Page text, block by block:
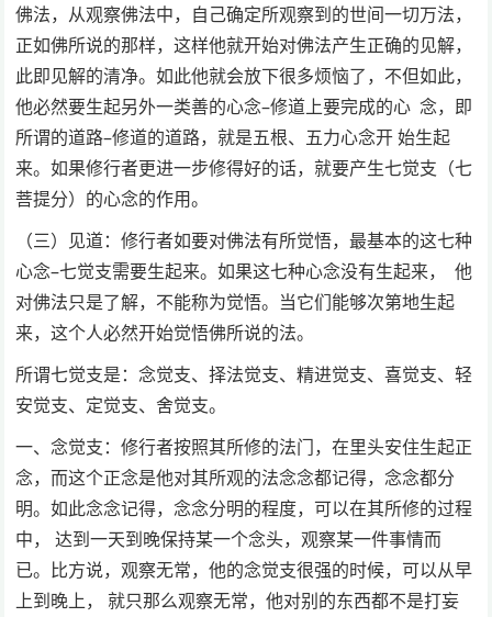
佛法，从观察佛法中，自己确定所观察到的世间一切万法，
正如佛所说的那样，这样他就开始对佛法产生正确的见解，
此即见解的清净。如此他就会放下很多烦恼了，不但如此，
他必然要生起另外一类善的心念–修道上要完成的心 念，即
所谓的道路–修道的道路，就是五根、五力心念开 始生起
来。如果修行者更进一步修得好的话，就要产生七觉支（七
菩提分）的心念的作用。
（三）见道：修行者如要对佛法有所觉悟，最基本的这七种
心念–七觉支需要生起来。如果这七种心念没有生起来， 他
对佛法只是了解，不能称为觉悟。当它们能够次第地生起
来，这个人必然开始觉悟佛所说的法。
所谓七觉支是：念觉支、择法觉支、精进觉支、喜觉支、轻
安觉支、定觉支、舍觉支。
一、念觉支：修行者按照其所修的法门，在里头安住生起正
念，而这个正念是他对其所观的法念念都记得，念念都分
明。如此念念记得，念念分明的程度，可以在其所修的过程
中， 达到一天到晚保持某一个念头，观察某一件事情而
已。比方说，观察无常，他的念觉支很强的时候，可以从早
上到晚上， 就只那么观察无常，他对别的东西都不是打妄